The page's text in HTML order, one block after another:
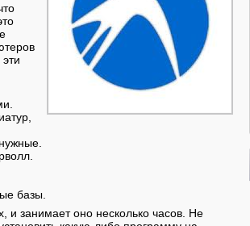
базы.
занимает оно несколько часов. Не